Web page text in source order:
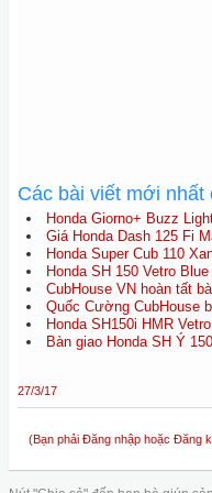
Các bài viết mới nhất
Honda Giorno+ Buzz
Giá Honda Dash 125 Fi
Honda Super Cub 110
Honda SH 150 Vetro
CubHouse VN hoàn tất
Quốc Cường CubHouse
Honda SH150i HMR
Bàn giao Honda SH Ý
27/3/17
(Bạn phải Đăng nhập hoặc Đăng